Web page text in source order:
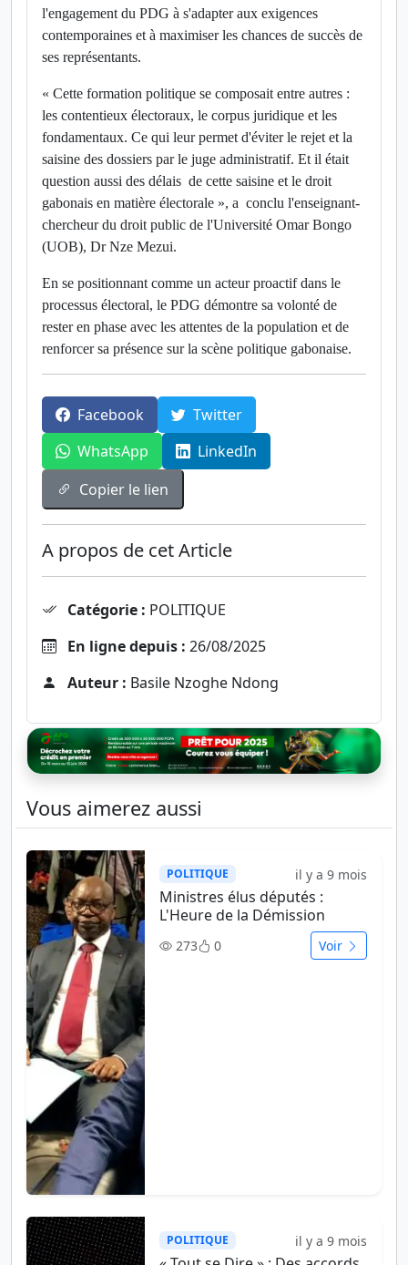
l'engagement du PDG à s'adapter aux exigences
contemporaines et à maximiser les chances de succès de
ses représentants.
« Cette formation politique se composait entre autres :
les contentieux électoraux, le corpus juridique et les
fondamentaux. Ce qui leur permet d'éviter le rejet et la
saisine des dossiers par le juge administratif. Et il était
question aussi des délais de cette saisine et le droit
gabonais en matière électorale », a conclu l'enseignant-
chercheur du droit public de l'Université Omar Bongo
(UOB), Dr Nze Mezui.
En se positionnant comme un acteur proactif dans le
processus électoral, le PDG démontre sa volonté de
rester en phase avec les attentes de la population et de
renforcer sa présence sur la scène politique gabonaise.
Facebook
Twitter
WhatsApp
LinkedIn
Copier le lien
A propos de cet Article
Catégorie : POLITIQUE
En ligne depuis : 26/08/2025
Auteur : Basile Nzoghe Ndong
Vous aimerez aussi
POLITIQUE il y a 9 mois
Ministres élus députés :
L'Heure de la Démission
273 0 Voir
POLITIQUE il y a 9 mois